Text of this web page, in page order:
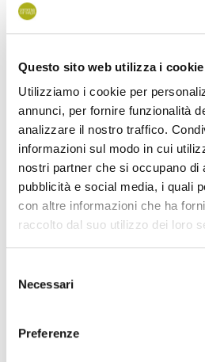
Questo sito web utilizza i cookie
Utilizziamo i cookie per
annunci, per fornire funzionalità
analizzare il nostro traffico.
informazioni sul modo in cui
nostri partner che si occupano di
pubblicità e social media, i quali
con altre informazioni che ha
raccolto dal suo utilizzo dei loro
delNecessari
Preferenze
Met het vliegtuig
Vanaf de luchthaven Venetië Marco